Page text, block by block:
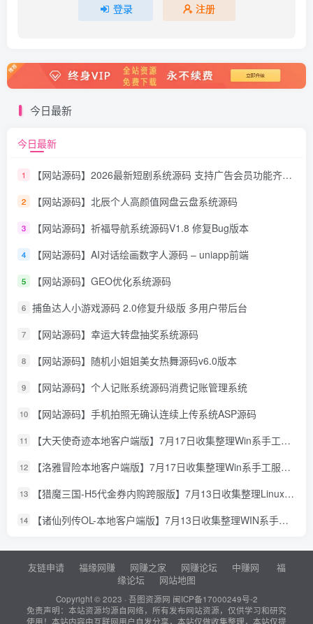
登录 注册
今日最新
今日最新
1 【网站源码】2026最新短剧系统源码 支持广告会员功能齐全短剧源码
2 【网站源码】北辰个人高颜值网盘云盘系统源码
3 【网站源码】祈福导航系统源码V1.8 修复Bug版本
4 【网站源码】AI对话绘画数字人源码 – uniapp前端
5 【网站源码】GEO优化系统源码
6 捕鱼达人小游戏源码 2.0修复升级版 多用户带后台
7 【网站源码】幸运大转盘抽奖系统源码
8 【网站源码】随机小姐姐美女热舞源码v6.0版本
9 【网站源码】个人记账系统源码消费记账管理系统
10 【网站源码】手机拍照无确认连续上传系统ASP源码
11 【大天使奇迹本地客户端版】7月17日收集整理Win系手工服务端-怀旧奇迹页游-详细文本搭建教程-GM授权管理后台-PC客户端
12 【洛雅冒险本地客户端版】7月17日收集整理Win系手工服务端-经典冒险页游-详细文本搭建教程-PC客户端
13 【猎魔三国-H5代金券内购跨服版】7月13日收集整理Linux手工服务端-典藏卡牌回合手游-详细文本搭建教程-通用视频教程-GM管理授权后台-简易安卓客户端
14 【诸仙列传OL-本地客户端版】7月13日收集整理WIN系手工服务端-经典修真页游-详细文本搭建教程-GM工具-PC客户端
友链申请 福缘网赚 网赚之家 网赚论坛 中赚网
福
缘论坛
网站地图
Copyright © 2023 · 吾图资源网 闽ICP备17000249号-2
免责声明：本站资源均源自网络，所有发布网站资源，仅供学习和研究
使用！本站内容由互联网用户自发分享，本站仅做收集整理，本站仅提